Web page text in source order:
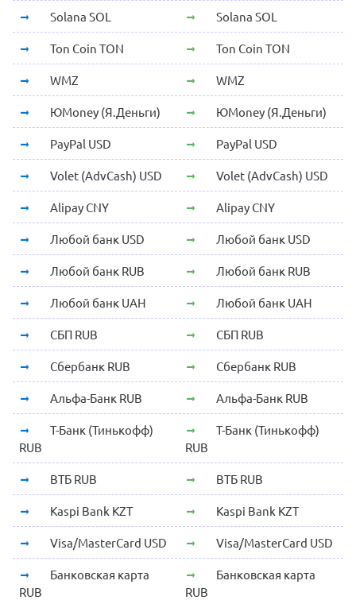
Solana SOL Solana SOL
Ton Coin TON Ton Coin TON
WMZ WMZ
ЮMoney (Я.Деньги) ЮMoney (Я.Деньги)
PayPal USD PayPal USD
Volet (AdvCash) USD Volet (AdvCash) USD
Alipay CNY Alipay CNY
Любой банк USD Любой банк USD
Любой банк RUB Любой банк RUB
Любой банк UAH Любой банк UAH
СБП RUB СБП RUB
Сбербанк RUB Сбербанк RUB
Альфа-Банк RUB Альфа-Банк RUB
Т-Банк (Тинькофф)
RUB
Т-Банк (Тинькофф)
RUB
ВТБ RUB ВТБ RUB
Kaspi Bank KZT Kaspi Bank KZT
Visa/MasterCard USD Visa/MasterCard USD
Банковская карта
RUB
Банковская карта
RUB